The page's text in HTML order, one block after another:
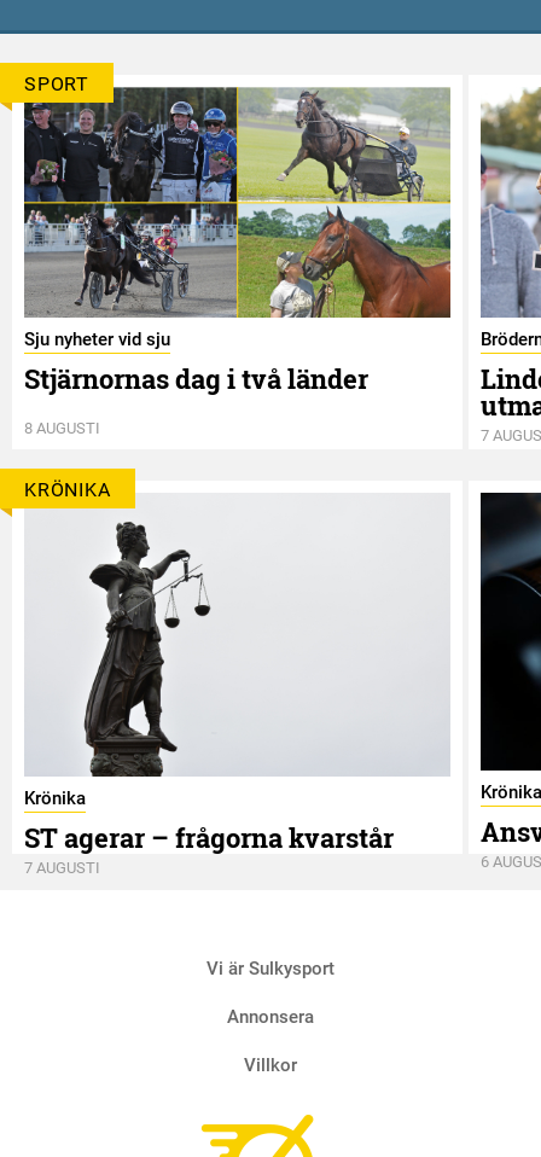
SPORT
Sju nyheter vid sju
Stjärnornas dag i två länder
8 AUGUSTI 7
KRÖNIKA
Krönika
ST agerar – frågorna kvarstår
7 AUGUSTI
Krönika
6
Vi är Sulkysport
Annonsera
Villkor